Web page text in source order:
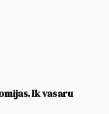
Ik vasaru